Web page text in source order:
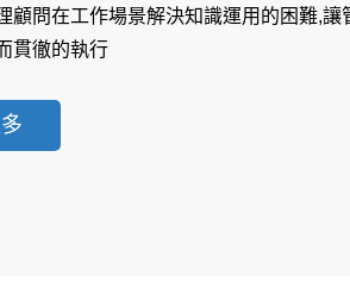
顧問在工作場景解決知識運用的困難,讓
貫徹的執行